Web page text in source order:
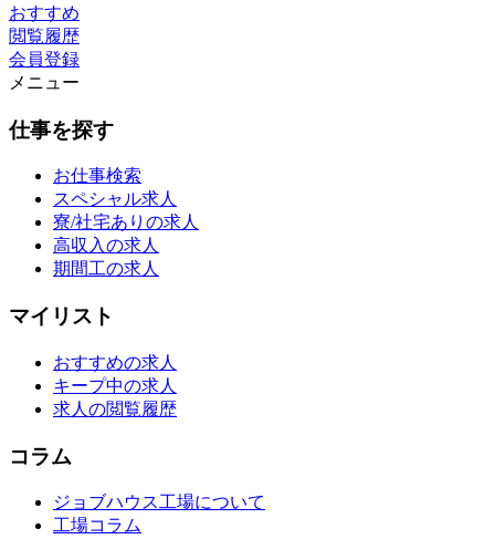
おすすめ
閲覧履歴
会員登録
メニュー
仕事を探す
お仕事検索
スペシャル求人
寮/社宅ありの求人
高収入の求人
期間工の求人
マイリスト
おすすめの求人
キープ中の求人
求人の閲覧履歴
コラム
ジョブハウス工場について
工場コラム